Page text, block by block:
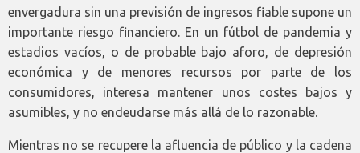
envergadura sin una previsión de ingresos fiable supone un
importante riesgo financiero. En un fútbol de pandemia y
estadios vacíos, o de probable bajo aforo, de depresión
económica y de menores recursos por parte de los
consumidores, interesa mantener unos costes bajos y
asumibles, y no endeudarse más allá de lo razonable.
Mientras no se recupere la afluencia de público y la cadena